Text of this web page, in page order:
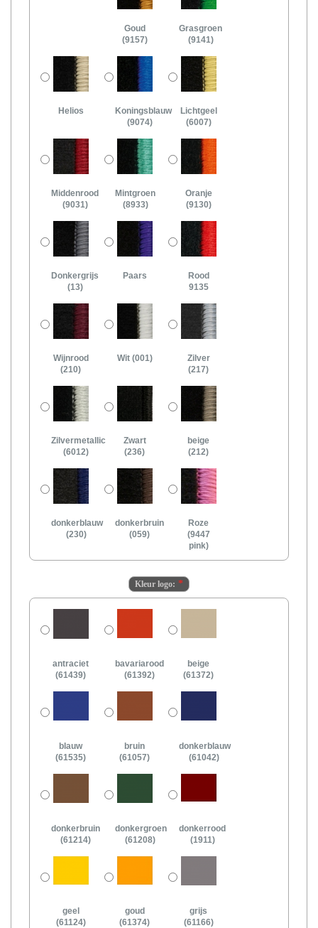
Goud
(9157)
Grasgroen
(9141)
Helios
Koningsblauw
(9074)
Lichtgeel
(6007)
Middenrood
(9031)
Mintgroen
(8933)
Oranje
(9130)
Donkergrijs
(13)
Paars
Rood
9135
Wijnrood
(210)
Wit (001)
Zilver
(217)
Zilvermetallic
(6012)
Zwart
(236)
beige
(212)
donkerblauw
(230)
donkerbruin
(059)
Roze
(9447
pink)
Kleur logo:
antraciet
(61439)
bavariarood
(61392)
beige
(61372)
blauw
(61535)
bruin
(61057)
donkerblauw
(61042)
donkerbruin
(61214)
donkergroen
(61208)
donkerrood
(1911)
geel
(61124)
goud
(61374)
grijs
(61166)